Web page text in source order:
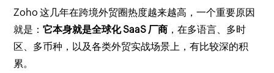
Zoho 这几年在跨境外贸圈热度越来越高，一个重要原因
就是：它本身就是全球化 SaaS 厂商 ，在多语言、多时
区、多币种，以及各类外贸实战场景上，有比较深的积
累。